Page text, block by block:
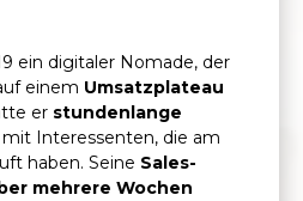
ein digitaler Nomade, der
einem Umsatzplateau
er stundenlange
mit Interessenten, die am
haben. Seine Sales-
mehrere Wochen